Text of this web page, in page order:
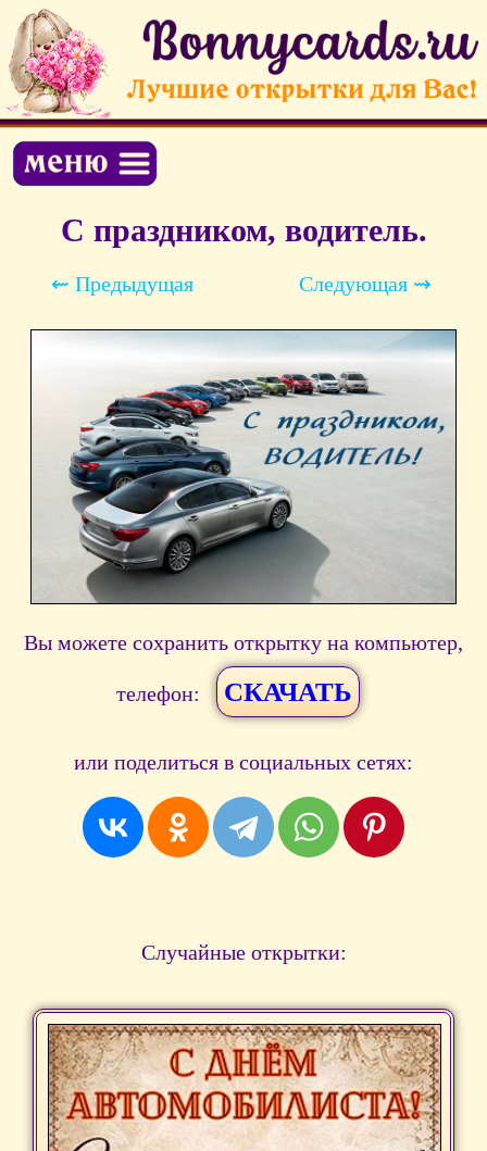
С праздником, водитель.
⇜ Предыдущая Следующая ⇝
Вы можете сохранить открытку на компьютер,
телефон: СКАЧАТЬ
или поделиться в социальных сетях:
Случайные открытки: